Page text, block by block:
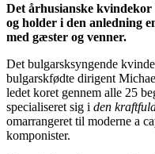
Det århusianske
og holder i den anledning
med gæster og venner.
Det bulgarsksyngende
bulgarskfødte dirigent
ledet koret gennem alle 25
specialiseret sig i den
omarrangeret til moderne a
komponister.